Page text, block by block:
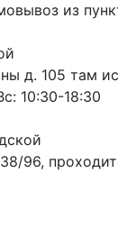
из
д. 105 там
10:30-18:30
96,